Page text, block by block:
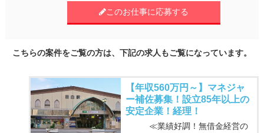
このお仕事に応募する
こちらの案件をご覧の方は、下記の求人もご覧になっています。
【年収560万円～】マネジャ
ー補佐募集！設立85年以上の
安定企業！経理！
≪業績好調！無借金経営の